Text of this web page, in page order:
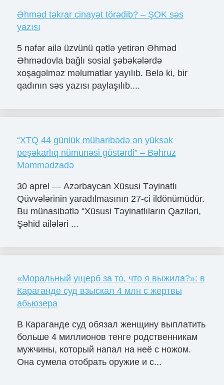
Əhməd təkrar cinayət törədib? – ŞOK səs
yazısı
5 nəfər ailə üzvünü qətlə yetirən Əhməd
Əhmədovla bağlı sosial şəbəkələrdə
xoşagəlməz məlumatlar yayılıb. Belə ki, bir
qadının səs yazısı paylaşılıb....
“XTQ 44 günlük müharibədə ən yüksək
peşəkarlıq nümunəsi göstərdi” – Bəhruz
Məmmədzadə
30 aprel — Azərbaycan Xüsusi Təyinatlı
Qüvvələrinin yaradılmasının 27-ci ildönümüdür.
Bu münasibətlə “Xüsusi Təyinatlıların Qaziləri,
Şəhid ailələri ...
«Моральный ущерб за то, что я выжила?»: в
Караганде суд взыскал 4 млн с жертвы
абьюзера
В Караганде суд обязал женщину выплатить
больше 4 миллионов тенге родственникам
мужчины, который напал на неё с ножом.
Она сумела отобрать оружие и с...